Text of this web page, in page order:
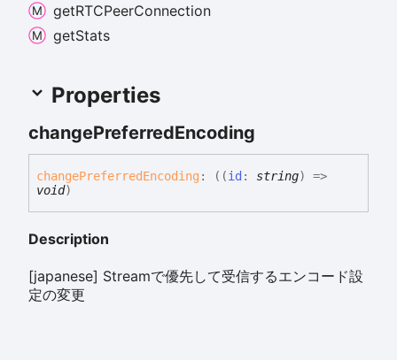
getRTCPeerConnection
getStats
Properties
changePreferredEncoding
changePreferredEncoding : ( (id : string)
=>
void)
Description
[japanese] Streamで優先して受信するエンコード設
定の変更